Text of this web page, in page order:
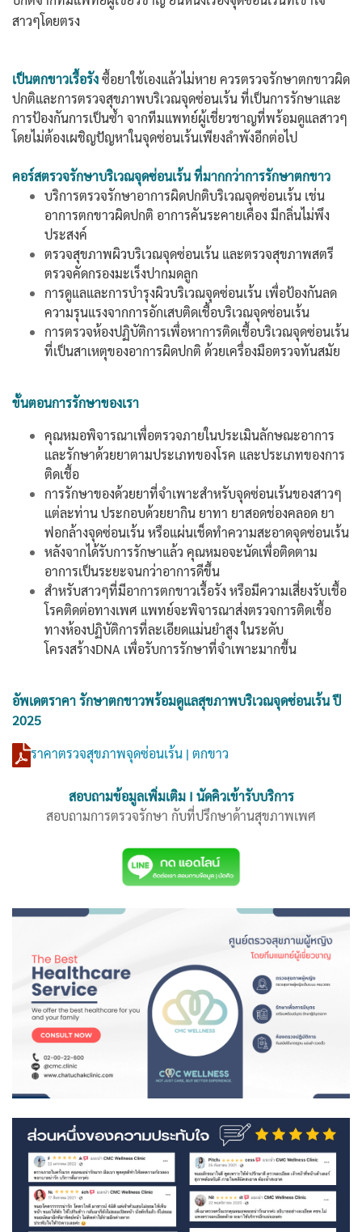
สาวๆโดยตรง
เป็นตกขาวเรื้อรังซื้อยาใช้เองแล้วไม่หาย ควรตรวจรักษาตกขาวผิด
ปกติและการตรวจสุขภาพบริเวณจุดซ่อนเร้น ที่เป็นการรักษาและ
การป้องกันการเป็นซ้ำ จากทีมแพทย์ผู้เชี่ยวชาญที่พร้อมดูแลสาวๆ
โดยไม่ต้องเผชิญปัญหาในจุดซ่อนเร้นเพียงลำพังอีกต่อไป
คอร์สตรวจรักษาบริเวณจุดซ่อนเร้น ที่มากกว่าการรักษาตกขาว
บริการตรวจรักษาอาการผิดปกติบริเวณจุดซ่อนเร้น เช่น
อาการตกขาวผิดปกติ อาการคันระคายเคือง มีกลิ่นไม่พึง
ประสงค์
ตรวจสุขภาพผิวบริเวณจุดซ่อนเร้น และตรวจสุขภาพสตรี
ตรวจคัดกรองมะเร็งปากมดลูก
การดูแลและการบำรุงผิวบริเวณจุดซ่อนเร้น เพื่อป้องกันลด
ความรุนแรงจากการอักเสบติดเชื้อบริเวณจุดซ่อนเร้น
การตรวจห้องปฏิบัติการเพื่อหาการติดเชื้อบริเวณจุดซ่อนเร้น
ที่เป็นสาเหตุของอาการผิดปกติ ด้วยเครื่องมือตรวจทันสมัย
ขั้นตอนการรักษาของเรา
คุณหมอพิจารณาเพื่อตรวจภายในประเมินลักษณะอาการ
และรักษาด้วยยาตามประเภทของโรค และประเภทของการ
ติดเชื้อ
การรักษาของด้วยยาที่จำเพาะสำหรับจุดซ่อนเร้นของสาวๆ
แต่ละท่าน ประกอบด้วยยากิน ยาทา ยาสอดช่องคลอด ยา
ฟอกล้างจุดซ่อนเร้น หรือแผ่นเช็ดทำความสะอาดจุดซ่อนเร้น
หลังจากได้รับการรักษาแล้ว คุณหมอจะนัดเพื่อติดตาม
อาการเป็นระยะจนกว่าอาการดีขึ้น
สำหรับสาวๆที่มีอาการตกขาวเรื้อรัง หรือมีความเสี่ยงรับเชื้อ
โรคติดต่อทางเพศ แพทย์จะพิจารณาส่งตรวจการติดเชื้อ
ทางห้องปฏิบัติการที่ละเอียดแม่นยำสูง ในระดับ
โครงสร้างDNA เพื่อรับการรักษาที่จำเพาะมากขึ้น
อัพเดตราคา รักษาตกขาวพร้อมดูแลสุขภาพบริเวณจุดซ่อนเร้นปี
2025
ราคาตรวจสุขภาพจุดซ่อนเร้น | ตกขาว
สอบถามข้อมูลเพิ่มเติม I นัดคิวเข้ารับบริการ
สอบถามการตรวจรักษา กับที่ปรึกษาด้านสุขภาพเพศ